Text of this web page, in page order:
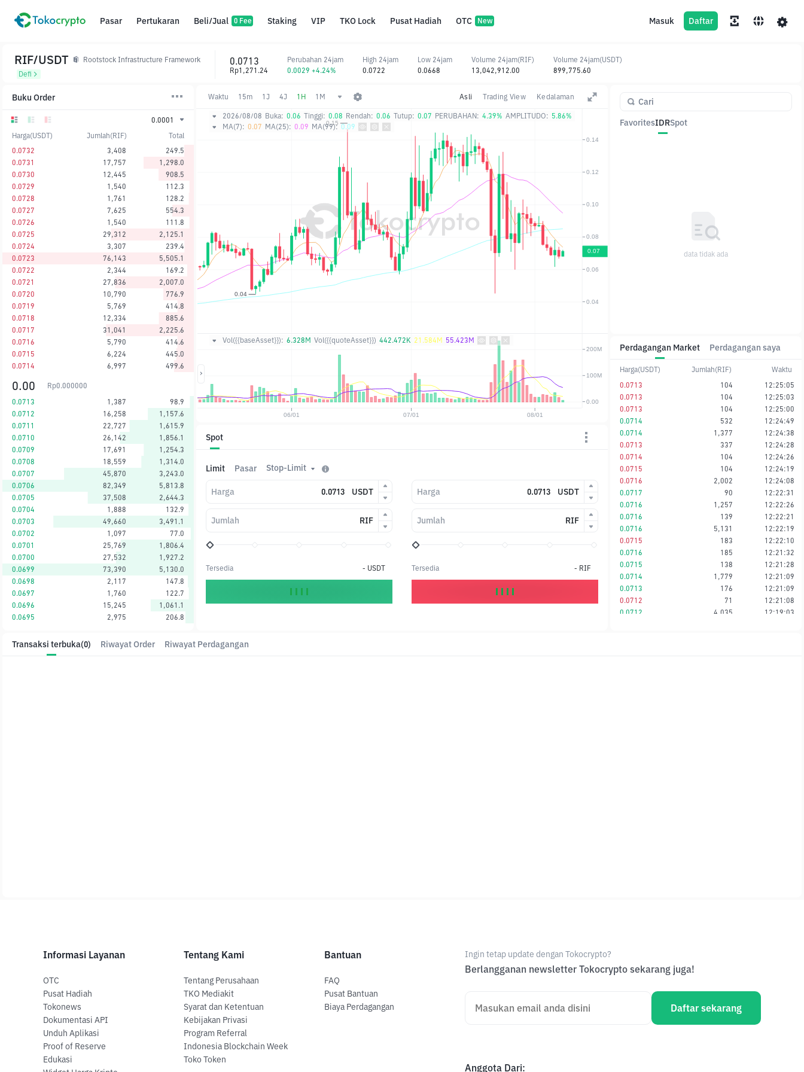
Pasar Pertukaran Beli/Jual 0 Fee Staking VIP TKO Lock Pusat Hadiah OTC New Masuk Daftar
Buku Order
0.0001
Harga(USDT)
Jumlah(RIF)
Total
0.0732
3,408
249.5
0.0731
17,757
1,298.0
0.0730
12,445
908.5
0.0729
1,540
112.3
0.0728
1,761
128.2
0.0727
7,625
554.3
0.0726
1,540
111.8
0.0725
29,312
2,125.1
0.0724
3,307
239.4
0.0723
76,143
5,505.1
0.0722
2,344
169.2
0.0721
27,836
2,007.0
0.0720
10,790
776.9
0.0719
5,769
414.8
0.0718
12,334
885.6
0.0717
31,041
2,225.6
0.0716
5,790
414.6
0.0715
6,224
445.0
0.0714
6,997 499.6
0.00 Rp0.000000
0.0713
1,387
98.9
0.0712
16,258
1,157.6
0.0711
22,727
1,615.9
0.0710
26,142
1,856.1
0.0709
17,691
1,254.3
0.0708
18,559
1,314.0
0.0707
45,870
3,243.0
0.0706
82,349
5,813.8
0.0705
37,508
2,644.3
0.0704
1,888
132.9
0.0703
49,660
3,491.1
0.0702
1,097
77.0
0.0701
25,769
1,806.4
0.0700
27,532
1,927.2
0.0699
73,390
5,130.0
0.0698
2,117
147.8
0.0697
1,760
122.7
0.0696
15,245
1,061.1
0.0695
2,975 206.8
Waktu 15m 1J 4J 1H 1M Asli Trading View Kedalaman
2026/08/08 Buka: 0.06 Tinggi: 0.08 Rendah: 0.06 Tutup: 0.07 PERUBAHAN: 4.39% AMPLITUDO: 5.86%
MA(7): 0.07 MA(25): 0.09 MA(99): 0.09
Vol({{baseAsset}}): 6.328M Vol({{quoteAsset}}) 442.472K 21.584M 55.423M
RIF/USDT
Rootstock Infrastructure Framework
Defi
0.0713
Rp1,271.24
Perubahan 24jam
0.0029 +4.24%
High 24jam
0.0722
Low 24jam
0.0668
Volume 24jam(RIF)
13,042,912.00
Volume 24jam(USDT)
899,775.60
Spot
Limit Pasar Stop-Limit
Harga USDT
Jumlah RIF
Tersedia - USDT
Harga USDT
Jumlah RIF
Tersedia - RIF
Perdagangan Market Perdagangan saya
Harga(USDT) Jumlah(RIF)
Waktu
0.0713
104
12:25:05
0.0713
104
12:25:03
0.0713
104
12:25:00
0.0714
532
12:24:49
0.0714
1,377
12:24:38
0.0713
337
12:24:28
0.0714
104
12:24:26
0.0715
104
12:24:19
0.0716
2,002
12:24:08
0.0717
90
12:22:31
0.0716
1,257
12:22:26
0.0716
139
12:22:21
0.0716
5,131
12:22:19
0.0715
183
12:22:10
0.0716
185
12:21:32
0.0715
138
12:21:28
0.0714
1,779
12:21:09
0.0713
176
12:21:09
0.0712
71
12:21:08
0.0712
4,035
12:19:03
FavoritesIDRSpot
data tidak ada
Transaksi terbuka(0) Riwayat Order Riwayat Perdagangan
Informasi Layanan
OTC
Pusat Hadiah
Tokonews
Dokumentasi API
Unduh Aplikasi
Proof of Reserve
Edukasi
Tentang Kami
Tentang Perusahaan
TKO Mediakit
Syarat dan Ketentuan
Kebijakan Privasi
Program Referral
Indonesia Blockchain Week
Toko Token
Bantuan
FAQ
Pusat Bantuan
Biaya Perdagangan
Ingin tetap update dengan Tokocrypto?
Berlangganan newsletter Tokocrypto sekarang juga!
Daftar sekarang
Anggota Dari: